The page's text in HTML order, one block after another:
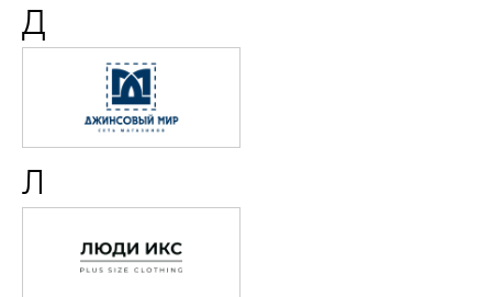
Д
Джинсовый
мир
Л
Люди
Икс